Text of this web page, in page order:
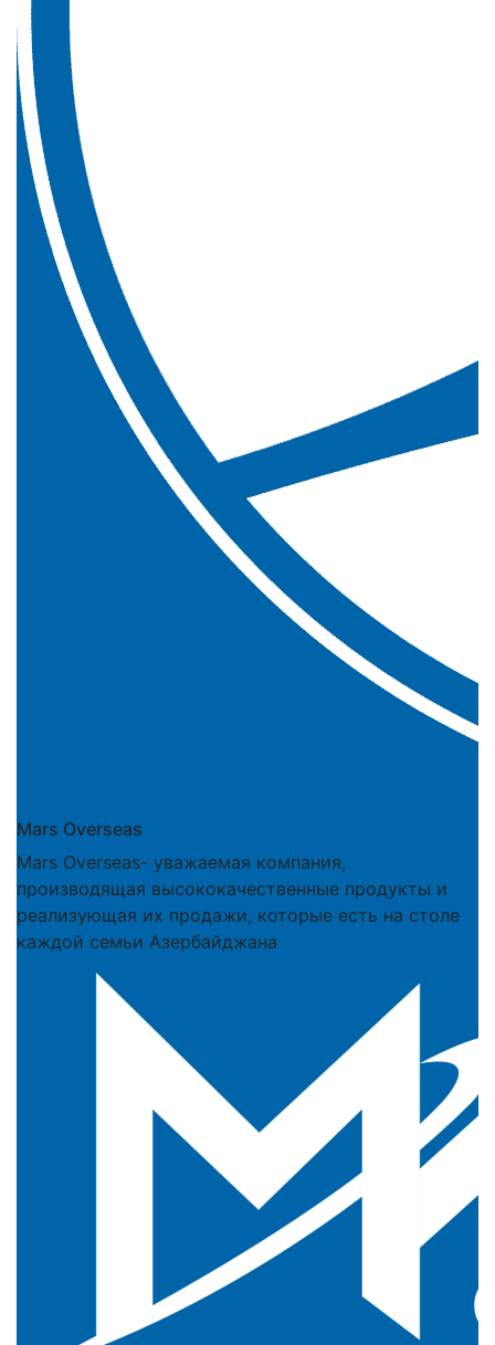
Mars Overseas
Mars Overseas- уважаемая компания,
производящая высококачественные продукты и
реализующая их продажи, которые есть на столе
каждой семьи Азербайджана